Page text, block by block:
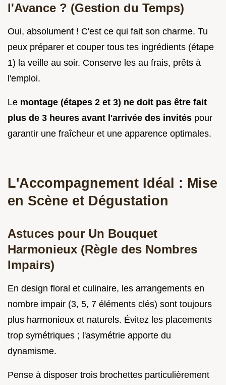
l'Avance ? (Gestion du Temps)
Oui, absolument ! C'est ce qui fait son charme. Tu
peux préparer et couper tous tes ingrédients (étape
1) la veille au soir. Conserve les au frais, prêts à
l'emploi.
Le montage (étapes 2 et 3) ne doit pas être fait
plus de 3 heures avant l'arrivée des invités pour
garantir une fraîcheur et une apparence optimales.
L'Accompagnement Idéal : Mise
en Scène et Dégustation
Astuces pour Un Bouquet
Harmonieux (Règle des Nombres
Impairs)
En design floral et culinaire, les arrangements en
nombre impair (3, 5, 7 éléments clés) sont toujours
plus harmonieux et naturels. Évitez les placements
trop symétriques ; l'asymétrie apporte du
dynamisme.
Pense à disposer trois brochettes particulièrement